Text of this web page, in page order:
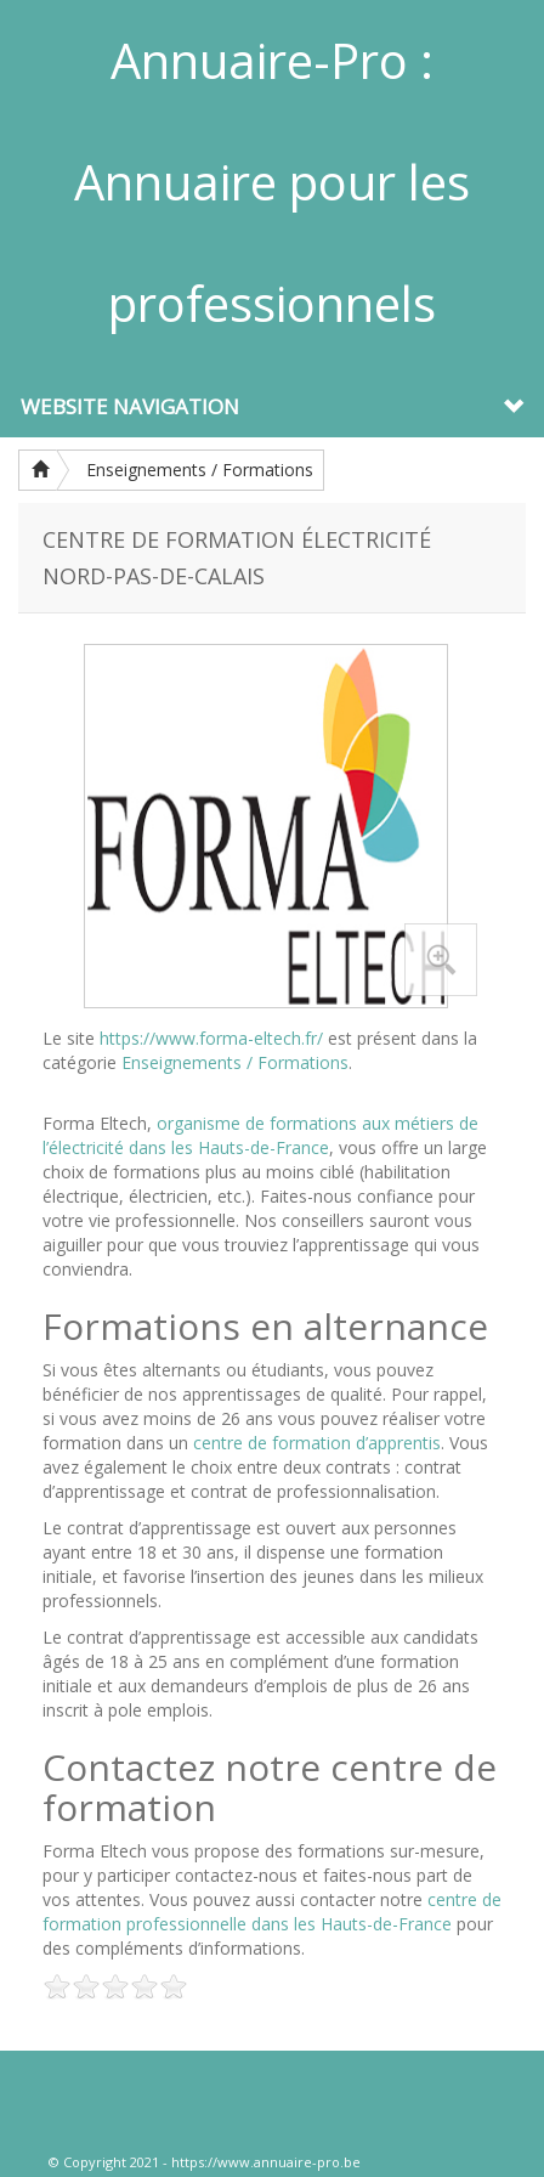
Annuaire-Pro :
Annuaire pour les
professionnels
WEBSITE NAVIGATION
Enseignements / Formations
CENTRE DE FORMATION ÉLECTRICITÉ
NORD-PAS-DE-CALAIS
Le site https://www.forma-eltech.fr/ est présent dans la
catégorie Enseignements / Formations.
Forma Eltech, organisme de formations aux métiers de
l’électricité dans les Hauts-de-France, vous offre un large
choix de formations plus au moins ciblé (habilitation
électrique, électricien, etc.). Faites-nous confiance pour
votre vie professionnelle. Nos conseillers sauront vous
aiguiller pour que vous trouviez l’apprentissage qui vous
conviendra.
Formations en alternance
Si vous êtes alternants ou étudiants, vous pouvez
bénéficier de nos apprentissages de qualité. Pour rappel,
si vous avez moins de 26 ans vous pouvez réaliser votre
formation dans un centre de formation d’apprentis. Vous
avez également le choix entre deux contrats : contrat
d’apprentissage et contrat de professionnalisation.
Le contrat d’apprentissage est ouvert aux personnes
ayant entre 18 et 30 ans, il dispense une formation
initiale, et favorise l’insertion des jeunes dans les milieux
professionnels.
Le contrat d’apprentissage est accessible aux candidats
âgés de 18 à 25 ans en complément d’une formation
initiale et aux demandeurs d’emplois de plus de 26 ans
inscrit à pole emplois.
Contactez notre centre de
formation
Forma Eltech vous propose des formations sur-mesure,
pour y participer contactez-nous et faites-nous part de
vos attentes. Vous pouvez aussi contacter notre centre de
formation professionnelle dans les Hauts-de-France pour
des compléments d’informations.
© Copyright 2021 - https://www.annuaire-pro.be